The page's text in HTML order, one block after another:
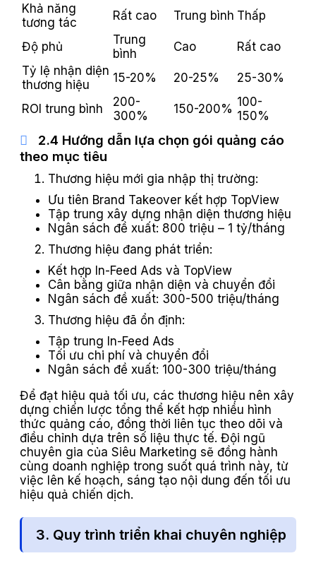
Khả năng
tương tác
Rất cao Trung bình Thấp
Độ phủ
Trung
bình
Cao
Rất cao
Tỷ lệ nhận diện
thương hiệu
15-20% 20-25% 25-30%
ROI trung bình
200-
300%
150-200% 100-
150%
2.4 Hướng dẫn lựa chọn gói quảng cáo
theo mục tiêu
Thương hiệu mới gia nhập thị trường:
Ưu tiên Brand Takeover kết hợp TopView
Tập trung xây dựng nhận diện thương hiệu
Ngân sách đề xuất: 800 triệu – 1 tỷ/tháng
Thương hiệu đang phát triển:
Kết hợp In-Feed Ads và TopView
Cân bằng giữa nhận diện và chuyển đổi
Ngân sách đề xuất: 300-500 triệu/tháng
Thương hiệu đã ổn định:
Tập trung In-Feed Ads
Tối ưu chi phí và chuyển đổi
Ngân sách đề xuất: 100-300 triệu/tháng
Để đạt hiệu quả tối ưu, các thương hiệu nên xây
dựng chiến lược tổng thể kết hợp nhiều hình
thức quảng cáo, đồng thời liên tục theo dõi và
điều chỉnh dựa trên số liệu thực tế. Đội ngũ
chuyên gia của Siêu Marketing sẽ đồng hành
cùng doanh nghiệp trong suốt quá trình này, từ
việc lên kế hoạch, sáng tạo nội dung đến tối ưu
hiệu quả chiến dịch.
3. Quy trình triển khai chuyên nghiệp